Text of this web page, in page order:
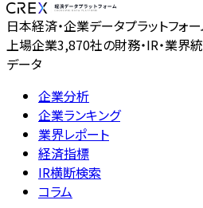
日本経済・企業データプラットフォ
上場企業3,870社の財務・IR・業界
データ
企業分析
企業ランキング
業界レポート
経済指標
IR横断検索
コラム